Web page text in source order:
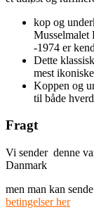
kop og
Musselmalet
-1974 er
Dette
mest
Koppen og
til både
Fragt
Vi sender denne
Danmark
men man kan
betingelser her